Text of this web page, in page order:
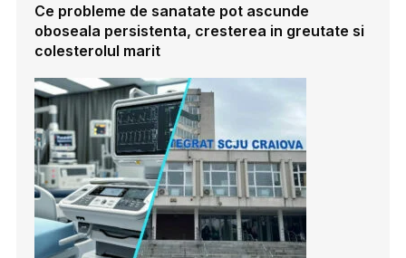
Ce probleme de sanatate pot ascunde
oboseala persistenta, cresterea in greutate si
colesterolul marit